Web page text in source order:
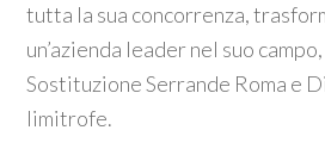
tutta la sua concorrenza,
un’azienda leader nel suo
Sostituzione Serrande Roma e
limitrofe.